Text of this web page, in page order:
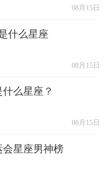
08月15日
什么星座
08月15日
么星座？
08月15日
会星座男神榜